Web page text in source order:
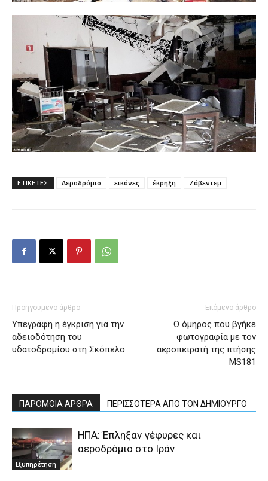
ΕΤΙΚΕΤΕΣ Αεροδρόμιο εικόνες έκρηξη Ζάβεντεμ
Προηγούμενο άρθρο
Υπεγράφη η έγκριση για την
αδειοδότηση του
υδατοδρομίου στη Σκόπελο
Επόμενο άρθρο
Ο όμηρος που βγήκε
φωτογραφία με τον
αεροπειρατή της πτήσης
MS181
ΠΑΡΟΜΟΙΑ ΑΡΘΡΑ ΠΕΡΙΣΣΟΤΕΡΑ ΑΠΟ ΤΟΝ ΔΗΜΙΟΥΡΓΟ
Εξυπηρέτηση
ΗΠΑ: Έπληξαν γέφυρες και
αεροδρόμιο στο Ιράν